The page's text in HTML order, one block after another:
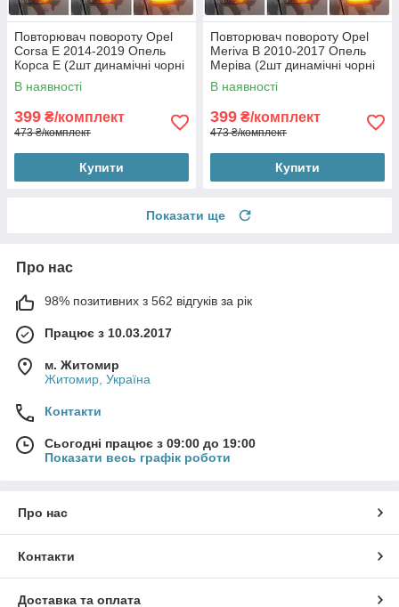
Повторювач повороту Opel
Corsa E 2014-2019 Опель
Корса Е (2шт динамічні чорні
ЛЕД)
В наявності
399 ₴/комплект
473 ₴/комплект
Купити
Повторювач повороту Opel
Meriva B 2010-2017 Опель
Меріва (2шт динамічні чорні
ЛЕД)
В наявності
399 ₴/комплект
473 ₴/комплект
Купити
Показати ще
Про нас
98% позитивних з 562 відгуків за рік
Працює з 10.03.2017
м. Житомир
Житомир, Україна
Контакти
Сьогодні працює з 09:00 до 19:00
Показати весь графік роботи
Про нас
Контакти
Доставка та оплата